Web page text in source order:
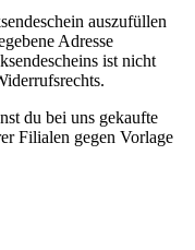
auszufüllen
Adresse
ist nicht
du bei uns gekaufte
Filialen gegen Vorlage